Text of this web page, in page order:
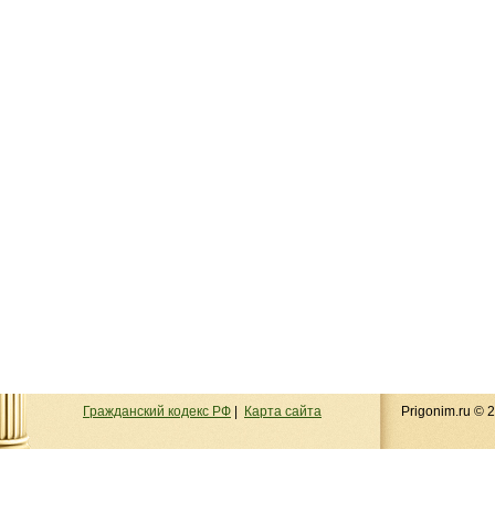
Гражданский кодекс РФ Карта сайта Prigonim.ru ©